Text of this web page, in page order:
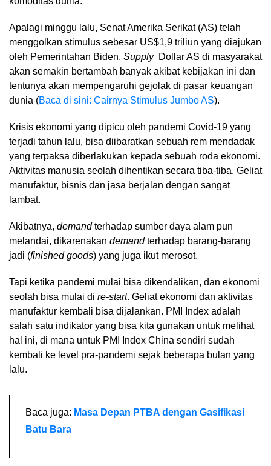
Apalagi minggu lalu, Senat Amerika Serikat (AS) telah
menggolkan stimulus sebesar US$1,9 triliun yang diajukan
oleh Pemerintahan Biden. SupplyDollar AS di masyarakat
akan semakin bertambah banyak akibat kebijakan ini dan
tentunya akan mempengaruhi gejolak di pasar keuangan
dunia (Baca di sini: Cairnya Stimulus Jumbo AS).
Krisis ekonomi yang dipicu oleh pandemi Covid-19 yang
terjadi tahun lalu, bisa diibaratkan sebuah rem mendadak
yang terpaksa diberlakukan kepada sebuah roda ekonomi.
Aktivitas manusia seolah dihentikan secara tiba-tiba. Geliat
manufaktur, bisnis dan jasa berjalan dengan sangat
lambat.
Akibatnya, demandterhadap sumber daya alam pun
melandai, dikarenakan demandterhadap barang-barang
jadi (finished goods) yang juga ikut merosot.
Tapi ketika pandemi mulai bisa dikendalikan, dan ekonomi
seolah bisa mulai di re-start. Geliat ekonomi dan aktivitas
manufaktur kembali bisa dijalankan. PMI Index adalah
salah satu indikator yang bisa kita gunakan untuk melihat
hal ini, di mana untuk PMI Index China sendiri sudah
kembali ke level pra-pandemi sejak beberapa bulan yang
lalu.
Baca juga: Masa Depan PTBA dengan Gasifikasi
Batu Bara